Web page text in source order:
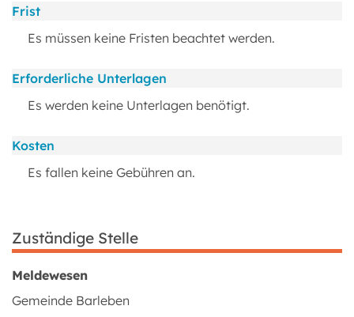
Frist
Es müssen keine Fristen beachtet werden.
Erforderliche Unterlagen
Es werden keine Unterlagen benötigt.
Kosten
Es fallen keine Gebühren an.
Zuständige Stelle
Meldewesen
Gemeinde Barleben